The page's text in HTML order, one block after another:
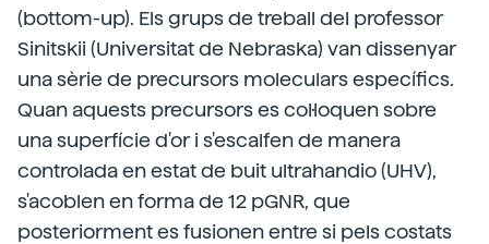
(bottom-up). Els grups de treball del professor
Sinitskii (Universitat de Nebraska) van dissenyar
una sèrie de precursors moleculars específics.
Quan aquests precursors es col·loquen sobre
una superfície d'or i s'escalfen de manera
controlada en estat de buit ultrahandio (UHV),
s'acoblen en forma de 12 pGNR, que
posteriorment es fusionen entre si pels costats